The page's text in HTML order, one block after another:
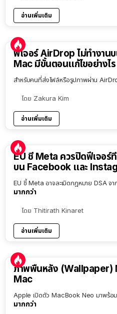
อ่านเพิ่มเติม
ฟีเจอร์ AirDrop ไม่ทำงาน
Mac มีขั้นตอนแก้ไขอย่างไร
สำหรับคนที่ส่งไฟล์หรือรูปภาพผ่าน
โดย Zakura Kim
อ่านเพิ่มเติม
EU ชี้ Meta ควรปิดฟีเจอร์
บน Facebook และ
EU ชี้ Meta อาจละเมิดกฎหมาย DSA
มากกว่า
โดย Thitirath Kinaret
อ่านเพิ่มเติม
ภาพพื้นหลัง (Wallpaper)
Mac
Apple เปิดตัว MacBook Neo มาพร้
มากกว่า